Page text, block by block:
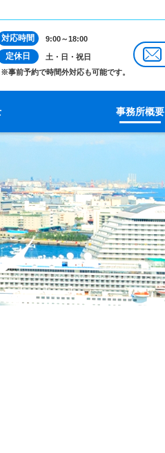
対応時間 9:00～18:00
定休日
土・日・祝日
※事前予約で時間外対応も可能です。
事務所概要